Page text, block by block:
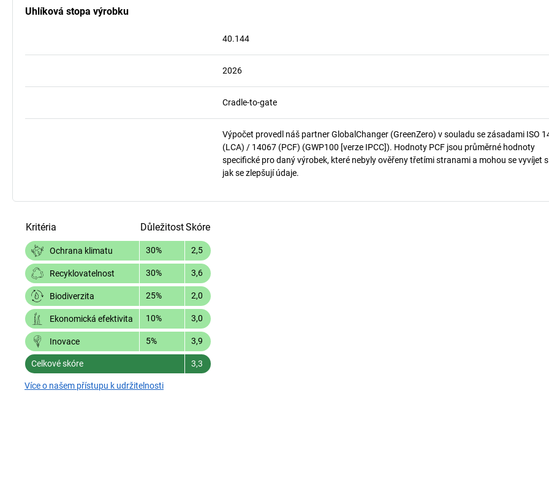
Uhlíková stopa výrobku
40.144
2026
Cradle-to-gate
Výpočet provedl náš partner GlobalChanger (GreenZero) v souladu se zásadami ISO
(LCA) / 14067 (PCF) (GWP100 [verze IPCC]). Hodnoty PCF jsou průměrné hodnoty
specifické pro daný výrobek, které nebyly ověřeny třetími stranami a mohou se vyvíjet
jak se zlepšují údaje.
Kritéria DůležitostSkóre
Ochrana klimatu 30% 2,5
Recyklovatelnost 30% 3,6
Biodiverzita 25% 2,0
Ekonomická efektivita 10% 3,0
Inovace 5% 3,9
Celkové skóre 3,3
Více o našem přístupu k udržitelnosti